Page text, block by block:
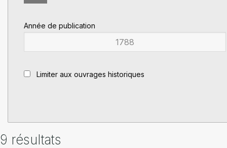
Année de publication
Limiter aux ouvrages historiques
9 résultats